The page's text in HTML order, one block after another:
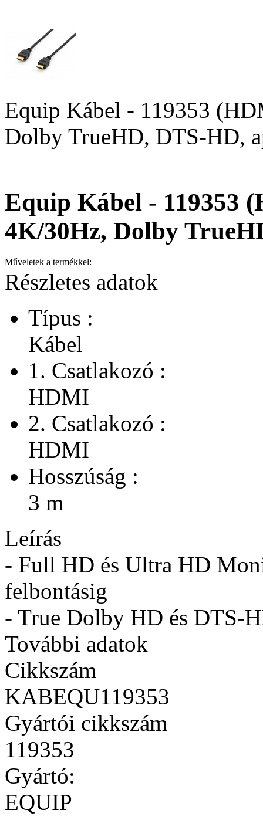
Equip Kábel - 119353
Dolby TrueHD, DTS-HD,
Equip Kábel - 119353
4K/30Hz, Dolby
Műveletek a termékkel:
Részletes adatok
Típus :
Kábel
1. Csatlakozó :
HDMI
2. Csatlakozó :
HDMI
Hosszúság :
3 m
Leírás
- Full HD és Ultra HD
felbontásig
- True Dolby HD és DTS-
További adatok
Cikkszám
KABEQU119353
Gyártói cikkszám
119353
Gyártó:
EQUIP